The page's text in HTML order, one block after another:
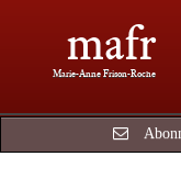
mafr
Marie-Anne Frison-Roche